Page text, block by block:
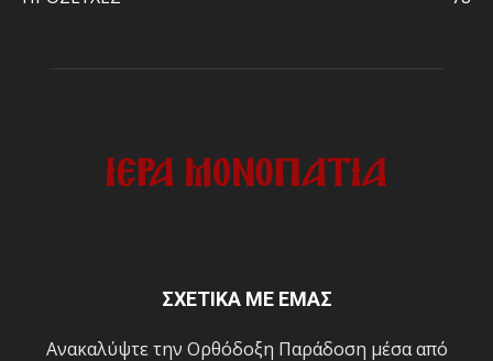
ΣΧΕΤΙΚΑ ΜΕ ΕΜΑΣ
Ανακαλύψτε την Ορθόδοξη Παράδοση μέσα από